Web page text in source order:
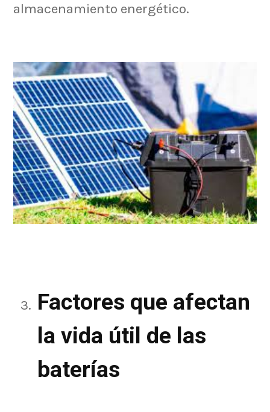
almacenamiento energético.
Factores que afectan
la vida útil de las
baterías